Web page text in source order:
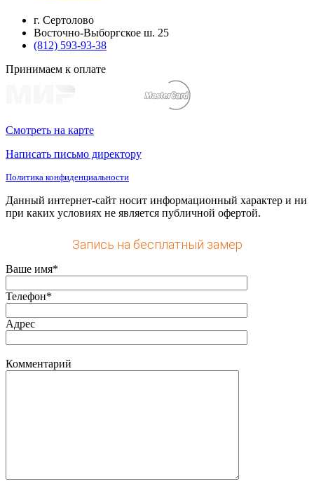
г. Сертолово
Восточно-Выборгское ш. 25
(812) 593-93-38
Принимаем к оплате
Смотреть на карте
Написать письмо директору
Политика конфиденциальности
Данный интернет-сайт носит информационный характер и ни
при каких условиях не является публичной офертой.
Запись на бесплатный замер
Ваше имя*
Телефон*
Адрес
Комментарий